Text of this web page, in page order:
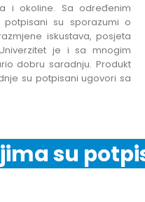
i okoline. Sa određenim
su sporazumi o
iskustava, posjeta
je i sa mnogim
dobru saradnju. Produkt
su potpisani ugovori sa
su